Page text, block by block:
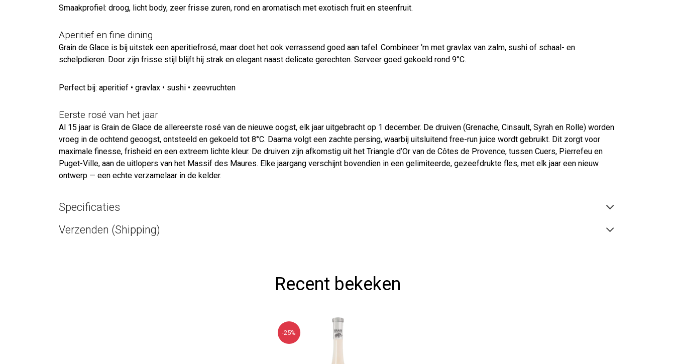
Smaakprofiel: droog, licht body, zeer frisse zuren, rond en aromatisch met exotisch fruit en steenfruit.
Aperitief en fine dining
Grain de Glace is bij uitstek een aperitiefrosé, maar doet het ook verrassend goed aan tafel. Combineer ‘m met gravlax van zalm, sushi of schaal- en
schelpdieren. Door zijn frisse stijl blijft hij strak en elegant naast delicate gerechten. Serveer goed gekoeld rond 9°C.
Perfect bij: aperitief • gravlax • sushi • zeevruchten
Eerste rosé van het jaar
Al 15 jaar is Grain de Glace de allereerste rosé van de nieuwe oogst, elk jaar uitgebracht op 1 december. De druiven (Grenache, Cinsault, Syrah en Rolle) worden
vroeg in de ochtend geoogst, ontsteeld en gekoeld tot 8°C. Daarna volgt een zachte persing, waarbij uitsluitend free-run juice wordt gebruikt. Dit zorgt voor
maximale finesse, frisheid en een extreem lichte kleur. De druiven zijn afkomstig uit het Triangle d’Or van de Côtes de Provence, tussen Cuers, Pierrefeu en
Puget-Ville, aan de uitlopers van het Massif des Maures. Elke jaargang verschijnt bovendien in een gelimiteerde, gezeefdrukte fles, met elk jaar een nieuw
ontwerp — een echte verzamelaar in de kelder.
Specificaties
Verzenden (Shipping)
Recent bekeken
-25%